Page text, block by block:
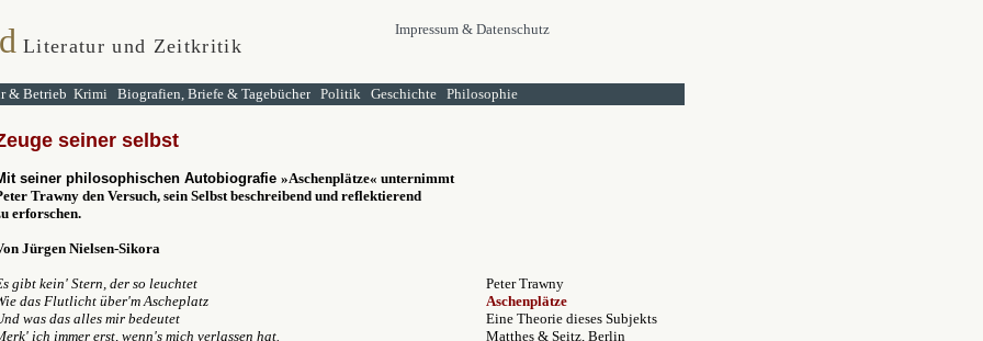
Literatur und Zeitkritik
Impressum & Datenschutz
& Betrieb Krimi Biografien, Briefe & Tagebücher Politik Geschichte Philosophie
seiner selbst
seiner philosophischen Autobiografie »Aschenplätze« unternimmt
Trawny den Versuch, sein Selbst beschreibend und reflektierend
erforschen.
Jürgen Nielsen-Sikora
gibt kein' Stern, der so leuchtet
das Flutlicht über'm Ascheplatz
was das alles mir bedeutet
ich immer erst, wenn's mich verlassen hat.
Peter Trawny
Aschenplätze
Eine Theorie dieses Subjekts
Matthes & Seitz, Berlin